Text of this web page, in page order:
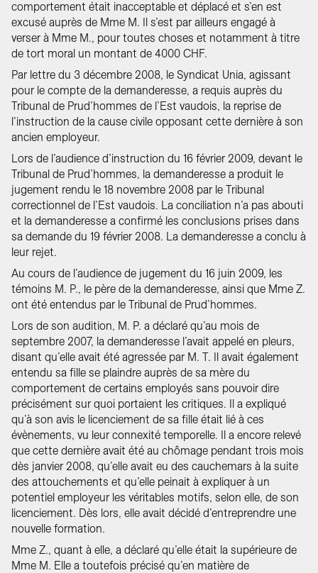
comportement était inacceptable et déplacé et s’en est
excusé auprès de Mme M. Il s’est par ailleurs engagé à
verser à Mme M., pour toutes choses et notamment à titre
de tort moral un montant de 4000 CHF.
Par lettre du 3 décembre 2008, le Syndicat Unia, agissant
pour le compte de la demanderesse, a requis auprès du
Tribunal de Prud’hommes de l’Est vaudois, la reprise de
l’instruction de la cause civile opposant cette dernière à son
ancien employeur.
Lors de l’audience d’instruction du 16 février 2009, devant le
Tribunal de Prud’hommes, la demanderesse a produit le
jugement rendu le 18 novembre 2008 par le Tribunal
correctionnel de l’Est vaudois. La conciliation n’a pas abouti
et la demanderesse a confirmé les conclusions prises dans
sa demande du 19 février 2008. La demanderesse a conclu à
leur rejet.
Au cours de l’audience de jugement du 16 juin 2009, les
témoins M. P., le père de la demanderesse, ainsi que Mme Z.
ont été entendus par le Tribunal de Prud’hommes.
Lors de son audition, M. P. a déclaré qu’au mois de
septembre 2007, la demanderesse l’avait appelé en pleurs,
disant qu’elle avait été agressée par M. T. Il avait également
entendu sa fille se plaindre auprès de sa mère du
comportement de certains employés sans pouvoir dire
précisément sur quoi portaient les critiques. Il a expliqué
qu’à son avis le licenciement de sa fille était lié à ces
évènements, vu leur connexité temporelle. Il a encore relevé
que cette dernière avait été au chômage pendant trois mois
dès janvier 2008, qu’elle avait eu des cauchemars à la suite
des attouchements et qu’elle peinait à expliquer à un
potentiel employeur les véritables motifs, selon elle, de son
licenciement. Dès lors, elle avait décidé d’entreprendre une
nouvelle formation.
Mme Z., quant à elle, a déclaré qu’elle était la supérieure de
Mme M. Elle a toutefois précisé qu’en matière de